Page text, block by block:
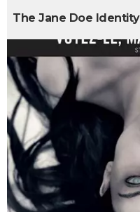
The Jane Doe Identity